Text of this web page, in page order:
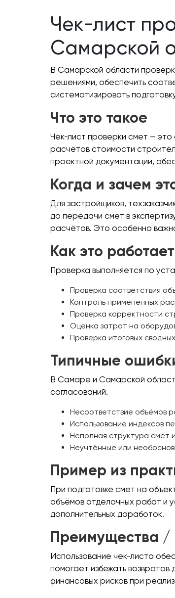
Чек-лист
Самарской
В Самарской области
решениями, обеспечить
систематизировать
Что это такое
Чек-лист проверки смет —
расчётов стоимости
проектной документации,
Когда и зачем
Для застройщиков,
до передачи смет в
расчётов. Это особенно
Как это
Проверка выполняется по
Проверка соответствия
Контроль применённых
Проверка корректности
Оценка затрат на
Проверка итоговых
Типичные
В Самаре и Самарской
согласований.
Несоответствие объёмов
Использование индексов
Неполная структура смет
Неучтённые или
Пример из
При подготовке смет на
объёмов отделочных работ и
дополнительных доработок.
Преимущества /
Использование чек-листа
помогает избежать
финансовых рисков при